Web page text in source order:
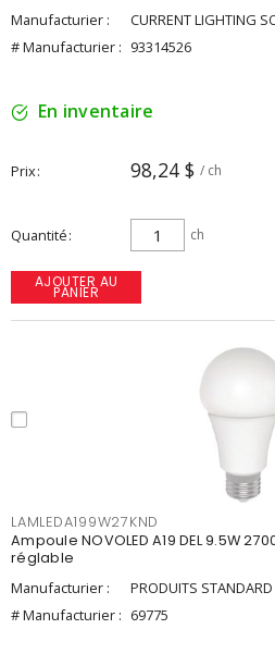
Manufacturier :
CURRENT LIGHTING
# Manufacturier : 93314526
En inventaire
Prix 98,24 $ / ch
Quantité ch
AJOUTER AU
PANIER
LAMLEDA199W27KND
Ampoule NOVOLED A19 DEL 9.5W
réglable
Manufacturier :
PRODUITS STANDARD
# Manufacturier : 69775